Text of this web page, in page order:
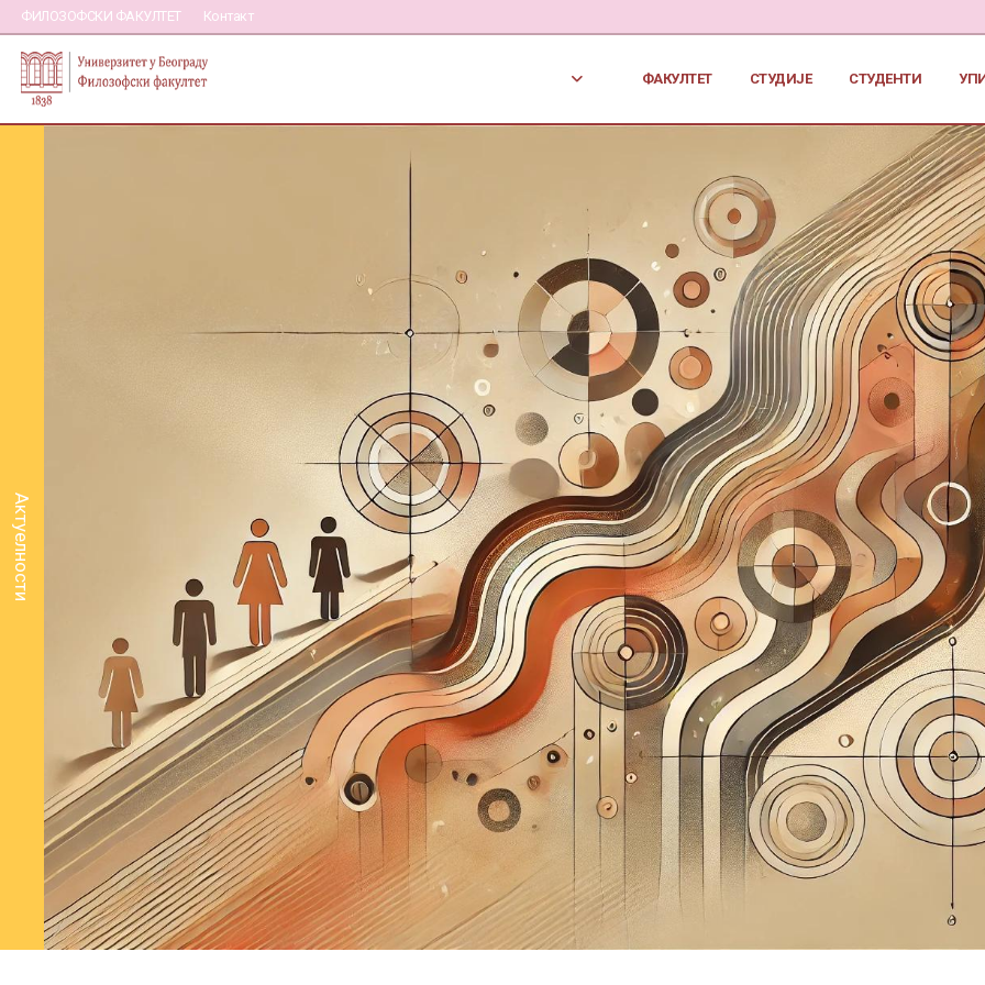
ФИЛОЗОФСКИ ФАКУЛТЕТ Контакт
ФАКУЛТЕТ СТУДИЈЕ СТУДЕНТИ
Актуелности АКТУЕЛНОСТИ
Нова интернет страница одељења за
САЗНАЈТЕ ВИШЕ